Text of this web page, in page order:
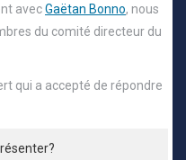
avecGaëtan Bonno, nous
du comité directeur du
qui a accepté de répondre